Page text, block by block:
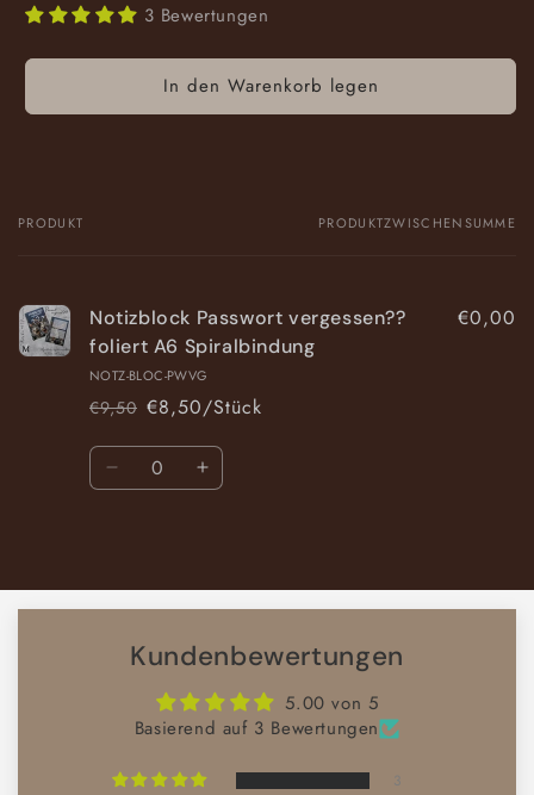
3 Bewertungen
In den Warenkorb legen
Dein
PRODUKT PRODUKTZWISCHENSUMME
Notizblock Passwort vergessen??
foliert A6 Spiralbindung
NOTZ-BLOC-PWVG
Normaler
Preis
€9,50
Verkaufspreis€8,50/Stück
€0,00
Anzahl
VerringereErhöhe
geladen ...
Kundenbewertungen
5.00 von 5
Basierend auf 3 Bewertungen
3